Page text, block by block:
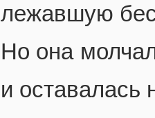
лежавшую
Но она
и оставалась